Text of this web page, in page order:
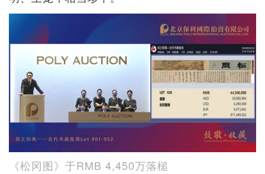
《松冈图》于RMB 4,450万落槌